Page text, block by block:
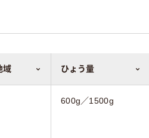
域 ひょう量
600g／1500g